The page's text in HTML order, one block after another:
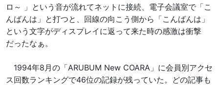
ロ～ 」という音が流れてネットに接続、電子会議室で「こ
んばんは」と打つと、回線の向こう側から「こんばんは」
という文字がディスプレイに返って来た時の感激は衝撃
だったなぁ。
1994年8月の「ARUBUM New COARA」に会員別アクセ
ス回数ランキングで46位の記録が残っていた。どの記事も